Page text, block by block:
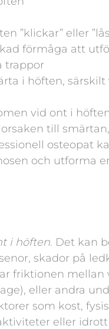
”klickar” eller
förmåga att
trappor
i höften,
vid ont i
till
osteopat
och utforma
i höften. Det kan
skador på
friktionen mellan
eller andra
som kost,
eller